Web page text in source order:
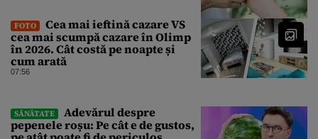
FOTO
Cea mai ieftină cazare VS
cea mai scumpă cazare în Olimp
în 2026. Cât costă pe noapte și
cum arată
07:56
SĂNĂTATE
Adevărul despre
pepenele roșu: Pe cât e de gustos,